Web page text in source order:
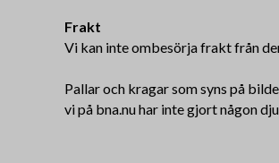
Frakt
Vi kan inte ombesörja frakt från
Pallar och kragar som syns på
vi på bna.nu har inte gjort någon